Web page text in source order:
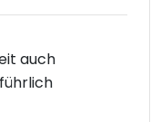
auch